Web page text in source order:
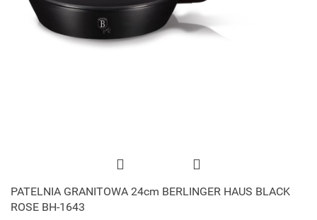
PATELNIA GRANITOWA 24cm BERLINGER HAUS BLACK
ROSE BH-1643